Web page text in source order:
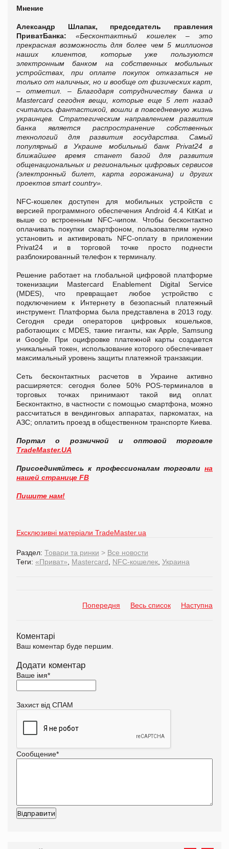
Мнение
Александр Шлапак, председатель правления
ПриватБанка:«Бесконтактный кошелек – это
прекрасная возможность для более чем 5 миллионов
наших клиентов, которые уже пользуются
электронным банком на собственных мобильных
устройствах, при оплате покупок отказаться не
только от наличных, но и вообще от физических карт,
– отметил. – Благодаря сотрудничеству банка и
Mastercard сегодня вещи, которые еще 5 лет назад
считались фантастикой, вошли в повседневную жизнь
украинцев. Стратегическим направлением развития
банка является распространение собственных
технологий для развития государства. Самый
популярный в Украине мобильный банк Privat24 в
ближайшее время станет базой для развития
общенациональных и региональных цифровых сервисов
(электронный билет, карта горожанина) и других
проектов smart country».
NFC-кошелек доступен для мобильных устройств с
версией программного обеспечения Android 4.4 KitKat и
выше со встроенным NFC-чипом. Чтобы бесконтактно
оплачивать покупки смартфоном, пользователям нужно
установить и активировать NFC-оплату в приложении
Privat24 и в торговой точке просто поднести
разблокированный телефон к терминалу.
Решение работает на глобальной цифровой платформе
токенизации Mastercard Enablement Digital Service
(MDES), что превращает любое устройство с
подключением к Интернету в безопасный платежный
инструмент. Платформа была представлена в 2013 году.
Сегодня среди операторов цифровых кошельков,
работающих с MDES, такие гиганты, как Apple, Samsung
и Google. При оцифровке платежной карты создается
уникальный токен, использование которого обеспечивает
максимальный уровень защиты платежной транзакции.
Сеть бесконтактных расчетов в Украине активно
расширяется: сегодня более 50% POS-терминалов в
торговых точках принимают такой вид оплат.
Бесконтактно, в частности с помощью смартфона, можно
рассчитаться в вендинговых аппаратах, паркоматах, на
АЗС; оплатить проезд в общественном транспорте Киева.
Портал о розничной и оптовой торговле
TradeMaster.UA
Присоединяйтесь к профессионалам торговли на
нашей странице FB
Пишите нам!
Ексклюзивні матеріали TradeMaster.ua
Раздел: Товари та ринки > Все новости
Теги: «Приват» Mastercard NFC-кошелек Украина
Попередня Весь список Наступна
Коментарі
Ваш коментар буде першим.
Додати коментар
Ваше імя*
Захист від СПАМ
Сообщение*